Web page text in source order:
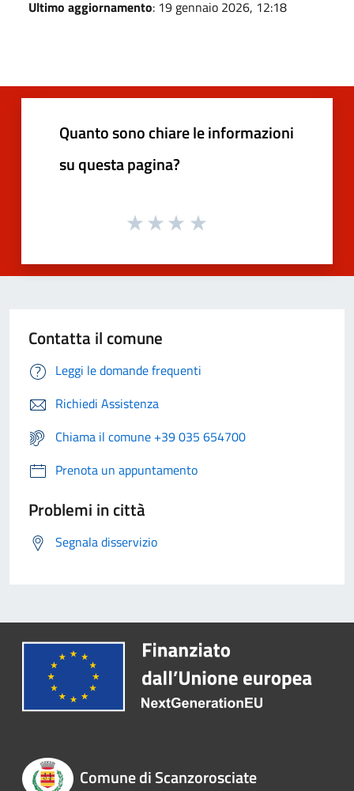
Ultimo aggiornamento: 19 gennaio 2026, 12:18
Quanto sono chiare le informazioni
su questa pagina?
Contatta il comune
Leggi le domande frequenti
Richiedi Assistenza
Chiama il comune +39 035 654700
Prenota un appuntamento
Problemi in città
Segnala disservizio
Comune di Scanzorosciate